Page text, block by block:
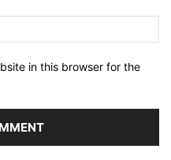
in this browser for the